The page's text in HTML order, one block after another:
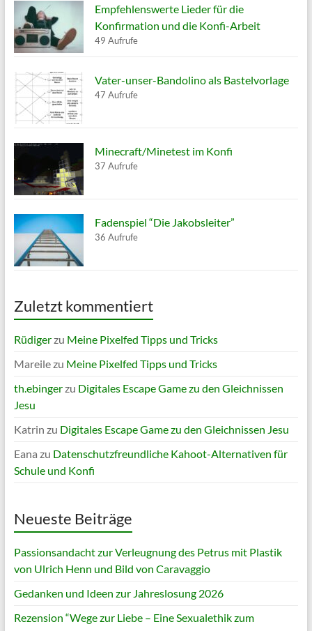
Empfehlenswerte Lieder für die
Konfirmation und die Konfi-Arbeit
49 Aufrufe
Vater-unser-Bandolino als Bastelvorlage
47 Aufrufe
Minecraft/Minetest im Konfi
37 Aufrufe
Fadenspiel “Die Jakobsleiter”
36 Aufrufe
Zuletzt kommentiert
Rüdigerzu Meine Pixelfed Tipps und Tricks
Mareilezu Meine Pixelfed Tipps und Tricks
th.ebingerzu Digitales Escape Game zu den Gleichnissen
Jesu
Katrin zu Digitales Escape Game zu den Gleichnissen Jesu
Eana zu Datenschutzfreundliche Kahoot-Alternativen für
Schule und Konfi
Neueste Beiträge
Passionsandacht zur Verleugnung des Petrus mit Plastik
von Ulrich Henn und Bild von Caravaggio
Gedanken und Ideen zur Jahreslosung 2026
Rezension “Wege zur Liebe – Eine Sexualethik zum